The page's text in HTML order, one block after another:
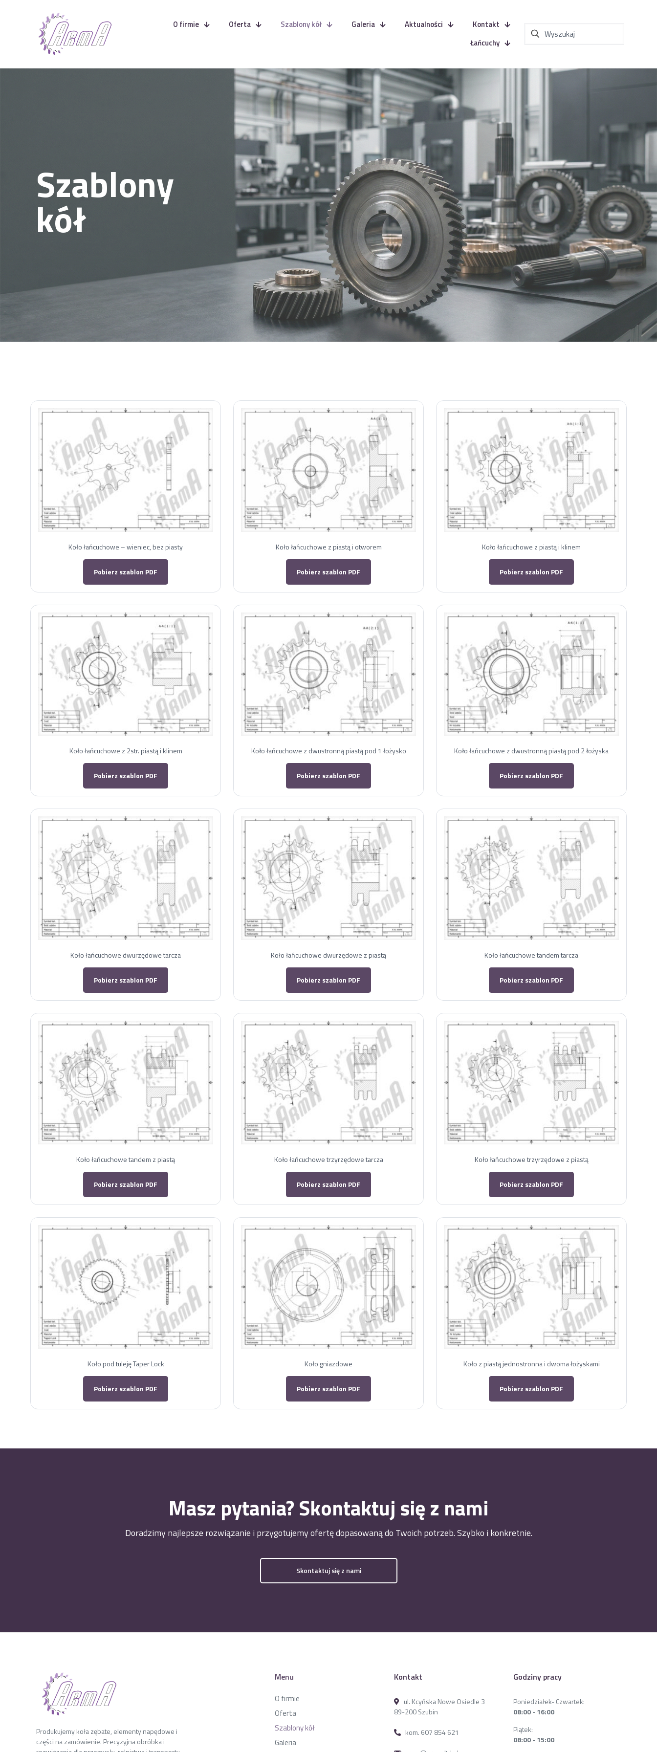
O firmie Oferta Szablony kół Galeria Aktualności
Kontakt
Łańcuchy
Szablony
kół
Koło łańcuchowe – wieniec, bez piasty
Pobierz szablon PDF
Koło łańcuchowe z piastą i otworem
Pobierz szablon PDF
Koło łańcuchowe z piastą i klinem
Pobierz szablon PDF
Koło łańcuchowe z 2str. piastą i klinem
Pobierz szablon PDF
Koło łańcuchowe z dwustronną piastą pod 1 łożysko
Pobierz szablon PDF
Koło łańcuchowe z dwustronną piastą pod 2 łożyska
Pobierz szablon PDF
Koło łańcuchowe dwurzędowe tarcza
Pobierz szablon PDF
Koło łańcuchowe dwurzędowe z piastą
Pobierz szablon PDF
Koło łańcuchowe tandem tarcza
Pobierz szablon PDF
Koło łańcuchowe tandem z piastą
Pobierz szablon PDF
Koło łańcuchowe trzyrzędowe tarcza
Pobierz szablon PDF
Koło łańcuchowe trzyrzędowe z piastą
Pobierz szablon PDF
Koło pod tuleję Taper Lock
Pobierz szablon PDF
Koło gniazdowe
Pobierz szablon PDF
Koło z piastą jednostronna i dwoma łożyskami
Pobierz szablon PDF
Masz pytania? Skontaktuj się z nami
Doradzimy najlepsze rozwiązanie i przygotujemy ofertę dopasowaną do Twoich potrzeb. Szybko i konkretnie.
Skontaktuj się z nami
Produkujemy koła zębate, elementy napędowe i
części na zamówienie. Precyzyjna obróbka i
Menu
O firmie
Oferta
Szablony kół
Galeria
Kontakt
ul. Kcyńska Nowe Osiedle 3
89-200 Szubin
kom. 607 854 621
Godziny pracy
Poniedziałek- Czwartek:
08:00 - 16:00
Piątek:
08:00 - 15:00